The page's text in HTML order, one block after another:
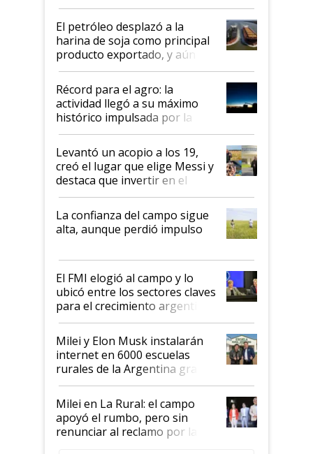
El petróleo desplazó a la
harina de soja como principal
producto exportado, y aún así
el agro aportó casi seis de cada
diez dólares y sostuvo el
liderazgo en un semestre
récord
Récord para el agro: la
actividad llegó a su máximo
histórico impulsada por la
cosecha y las exportaciones
Levantó un acopio a los 19,
creó el lugar que elige Messi y
destaca que invertir en el
kirchnerismo era como "darle
plata a un hijo para droga":
Juan Félix Rossetti, el libertario
que de una dura crisis salió
de Milei
La confianza del campo sigue
alta, aunque perdió impulso
El FMI elogió al campo y lo
ubicó entre los sectores claves
para el crecimiento argentino
Milei y Elon Musk instalarán
internet en 6000 escuelas
rurales de la Argentina gracias
a un acuerdo con Starlink
Milei en La Rural: el campo
apoyó el rumbo, pero sin
renunciar al reclamo por las